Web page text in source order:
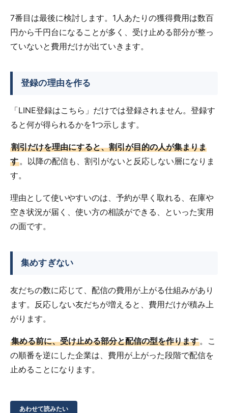
7番目は最後に検討します。1人あたりの獲得費用は数百
円から千円台になることが多く、受け止める部分が整っ
ていないと費用だけが出ていきます。
登録の理由を作る
「LINE登録はこちら」だけでは登録されません。登録す
ると何が得られるかを1つ示します。
割引だけを理由にすると、割引が目的の人が集まりま
す。以降の配信も、割引がないと反応しない層になりま
す。
理由として使いやすいのは、予約が早く取れる、在庫や
空き状況が届く、使い方の相談ができる、といった実用
の面です。
集めすぎない
友だちの数に応じて、配信の費用が上がる仕組みがあり
ます。反応しない友だちが増えると、費用だけが積み上
がります。
集める前に、受け止める部分と配信の型を作ります。こ
の順番を逆にした企業は、費用が上がった段階で配信を
止めることになります。